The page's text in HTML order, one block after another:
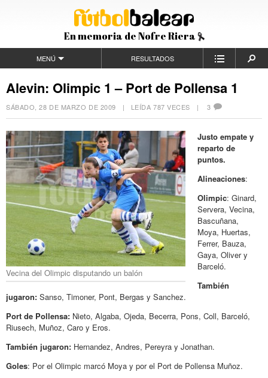
En memoria de Nofre Riera
MENÚ RESULTADOS
Alevin: Olimpic 1 – Port de Pollensa 1
SÁBADO, 28 DE MARZO DE 2009 | LEÍDA 787 VECES |3
Vecina del Olimpic disputando un balón
Justo empate y
reparto de
puntos.
Alineaciones:
Olimpic: Ginard,
Servera, Vecina,
Bascuñana,
Moya, Huertas,
Ferrer, Bauza,
Gaya, Oliver y
Barceló.
También
jugaron: Sanso, Timoner, Pont, Bergas y Sanchez.
Port de Pollensa: Nieto, Algaba, Ojeda, Becerra, Pons, Coll, Barceló,
Riusech, Muñoz, Caro y Eros.
También jugaron: Hernandez, Andres, Pereyra y Jonathan.
Goles: Por el Olimpic marcó Moya y por el Port de Pollensa Muñoz.